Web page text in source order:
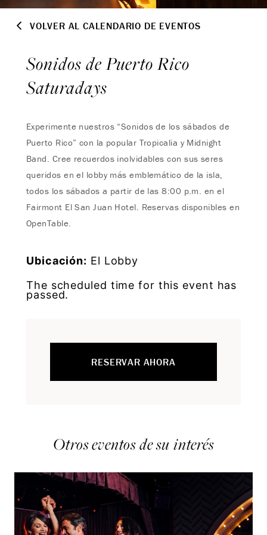
VOLVER AL CALENDARIO DE EVENTOS
Sonidos de Puerto Rico
Saturadays
Experimente nuestros “Sonidos de los sábados de
Puerto Rico” con la popular Tropicalia y Midnight
Band. Cree recuerdos inolvidables con sus seres
queridos en el lobby más emblemático de la isla,
todos los sábados a partir de las 8:00 p.m. en el
Fairmont El San Juan Hotel. Reservas disponibles en
OpenTable.
Ubicación: El Lobby
The scheduled time for this event has
passed.
RESERVAR AHORA
Otros eventos de su interés